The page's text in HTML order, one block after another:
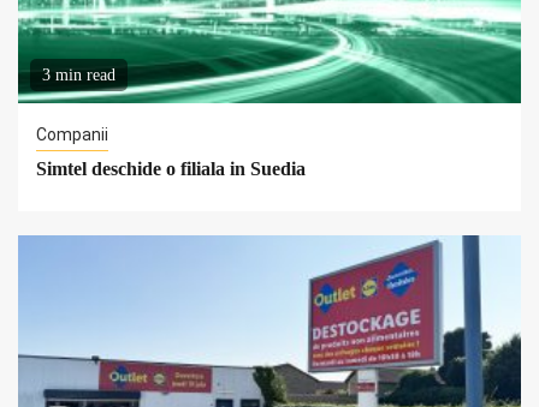
3 min read
Companii
Simtel deschide o filiala in Suedia